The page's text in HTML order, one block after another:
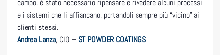
campo, è stato necessario ripensare e rivedere alcuni processi
e i sistemi che li affiancano, portandoli sempre più “vicino” ai
clienti stessi.
Andrea Lanza, CIO – ST POWDER COATINGS